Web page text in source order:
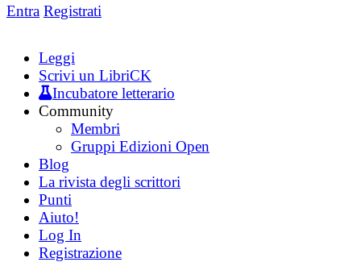
Entra Registrati
Leggi
Scrivi un LibriCK
Incubatore letterario
Community
Membri
Gruppi Edizioni Open
Blog
La rivista degli scrittori
Punti
Aiuto!
Log In
Registrazione